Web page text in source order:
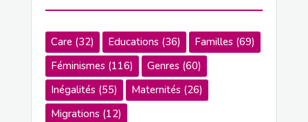
Care(32) Educations(36) Familles(69)
Féminismes(116) Genres(60)
Inégalités(55) Maternités(26)
Migrations(12)